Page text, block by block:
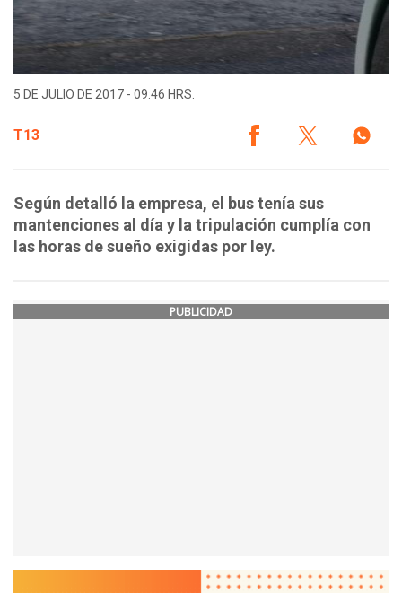
5 DE JULIO DE 2017 - 09:46 HRS.
T13
Según detalló la empresa, el bus tenía sus
mantenciones al día y la tripulación cumplía con
las horas de sueño exigidas por ley.
PUBLICIDAD